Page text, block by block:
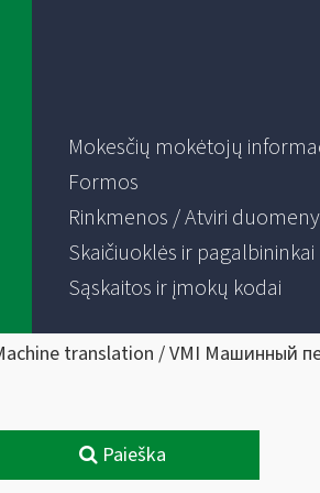
Mokesčių mokėtojų
Formos
Rinkmenos / Atviri
Skaičiuoklės ir pagalbininkai
Sąskaitos ir įmokų kodai
translation / VMI Машинный
Paieška